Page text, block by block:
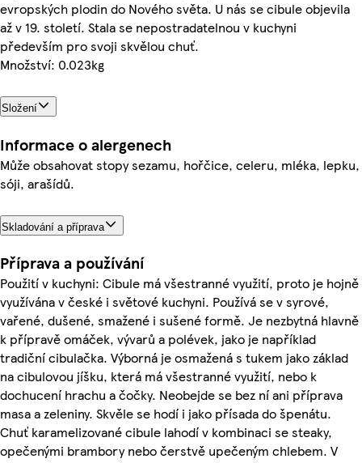
evropských plodin do Nového světa. U nás se cibule objevila
až v 19. století. Stala se nepostradatelnou v kuchyni
především pro svoji skvělou chuť.
Množství: 0.023kg
Složení
Informace o alergenech
Může obsahovat stopy sezamu, hořčice, celeru, mléka, lepku,
sóji, arašídů.
Skladování a příprava
Příprava a používání
Použití v kuchyni: Cibule má všestranné využití, proto je hojně
využívána v české i světové kuchyni. Používá se v syrové,
vařené, dušené, smažené i sušené formě. Je nezbytná hlavně
k přípravě omáček, vývarů a polévek, jako je například
tradiční cibulačka. Výborná je osmažená s tukem jako základ
na cibulovou jíšku, která má všestranné využití, nebo k
dochucení hrachu a čočky. Neobejde se bez ní ani příprava
masa a zeleniny. Skvěle se hodí i jako přísada do špenátu.
Chuť karamelizované cibule lahodí v kombinaci se steaky,
opečenými brambory nebo čerstvě upečeným chlebem. V